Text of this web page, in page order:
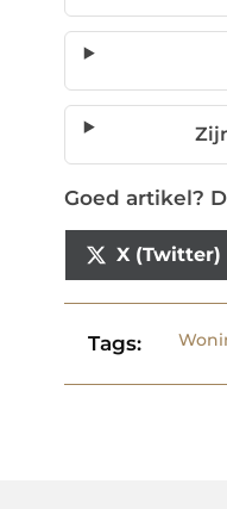
Goed artikel?
X (Twitter)
Tags: